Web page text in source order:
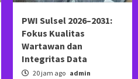
PWI Sulsel 2026–2031:
Fokus Kualitas
Wartawan dan
Integritas Data
20 jam ago admin